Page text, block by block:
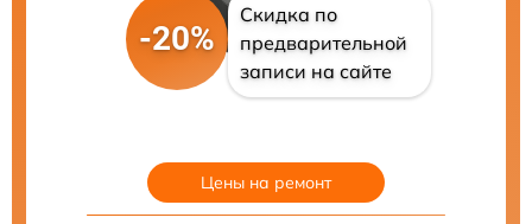
-20%
Скидка по
предварительной
записи на сайте
Цены на ремонт